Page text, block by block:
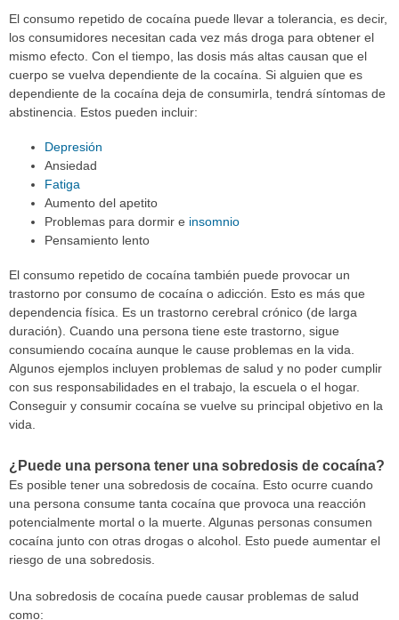
El consumo repetido de cocaína puede llevar a tolerancia, es decir,
los consumidores necesitan cada vez más droga para obtener el
mismo efecto. Con el tiempo, las dosis más altas causan que el
cuerpo se vuelva dependiente de la cocaína. Si alguien que es
dependiente de la cocaína deja de consumirla, tendrá síntomas de
abstinencia. Estos pueden incluir:
Depresión
Ansiedad
Fatiga
Aumento del apetito
Problemas para dormir e insomnio
Pensamiento lento
El consumo repetido de cocaína también puede provocar un
trastorno por consumo de cocaína o adicción. Esto es más que
dependencia física. Es un trastorno cerebral crónico (de larga
duración). Cuando una persona tiene este trastorno, sigue
consumiendo cocaína aunque le cause problemas en la vida.
Algunos ejemplos incluyen problemas de salud y no poder cumplir
con sus responsabilidades en el trabajo, la escuela o el hogar.
Conseguir y consumir cocaína se vuelve su principal objetivo en la
vida.
¿Puede una persona tener una sobredosis de cocaína?
Es posible tener una sobredosis de cocaína. Esto ocurre cuando
una persona consume tanta cocaína que provoca una reacción
potencialmente mortal o la muerte. Algunas personas consumen
cocaína junto con otras drogas o alcohol. Esto puede aumentar el
riesgo de una sobredosis.
Una sobredosis de cocaína puede causar problemas de salud
como: